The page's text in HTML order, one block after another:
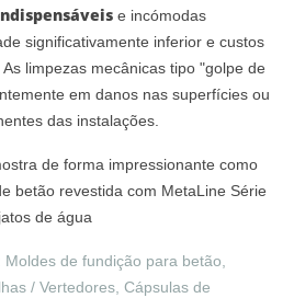
e incómodas
significativamente inferior e custos
limpezas mecânicas tipo "golpe de
em danos nas superfícies ou
das instalações.
de forma impressionante como
betão revestida com MetaLine Série
de água
de fundição para betão,
/ Vertedores, Cápsulas de